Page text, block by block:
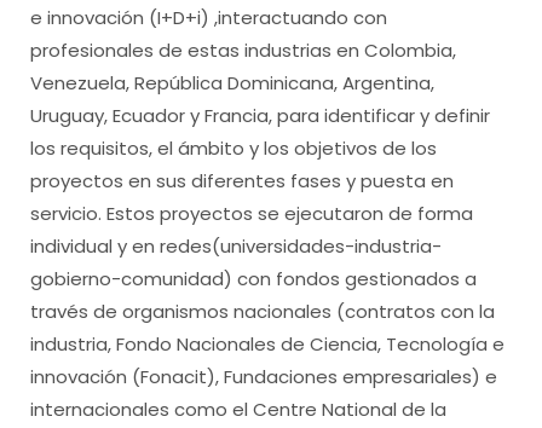
e innovación (I+D+i) ,interactuando con
profesionales de estas industrias en Colombia,
Venezuela, República Dominicana, Argentina,
Uruguay, Ecuador y Francia, para identificar y definir
los requisitos, el ámbito y los objetivos de los
proyectos en sus diferentes fases y puesta en
servicio. Estos proyectos se ejecutaron de forma
individual y en redes(universidades-industria-
gobierno-comunidad) con fondos gestionados a
través de organismos nacionales (contratos con la
industria, Fondo Nacionales de Ciencia, Tecnología e
innovación (Fonacit), Fundaciones empresariales) e
internacionales como el Centre National de la